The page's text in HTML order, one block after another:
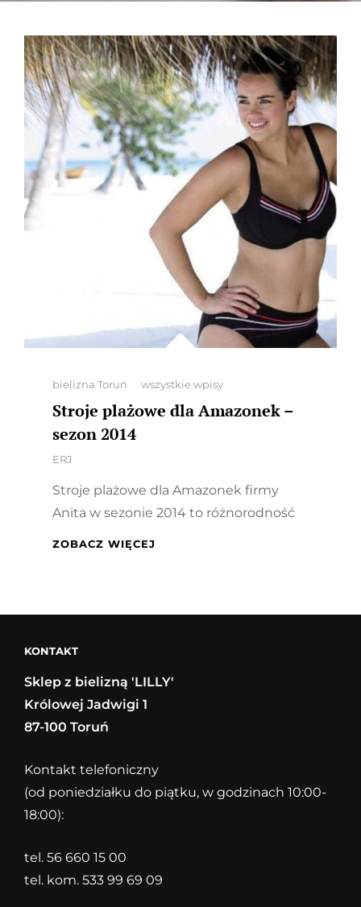
Categories
bielizna Toruń wszystkie wpisy
Stroje plażowe dla Amazonek –
sezon 2014
By
ERJ
Stroje plażowe dla Amazonek firmy
Anita w sezonie 2014 to różnorodność
ZOBACZ WIĘCEJ
KONTAKT
Sklep z bielizną 'LILLY'
Królowej Jadwigi 1
87-100 Toruń
Kontakt telefoniczny
(od poniedziałku do piątku, w godzinach 10:00-
18:00):
tel. 56 660 15 00
tel. kom. 533 99 69 09